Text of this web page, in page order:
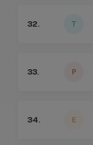
32.
33.
34.